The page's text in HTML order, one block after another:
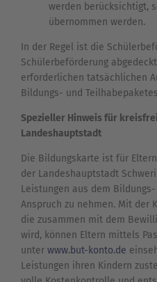
werden berücksichtigt,
übernommen werden.
In der Regel ist die
Schülerbeförderung
erforderlichen tatsächlichen
Bildungs- und
Spezieller Hinweis für
Landeshauptstadt
Die Bildungskarte ist für
der Landeshauptstadt
Leistungen aus dem
Anspruch zu nehmen. Mit der
die zusammen mit dem
wird, können Eltern mittels
unter www.but-konto.de
Leistungen ihren Kindern